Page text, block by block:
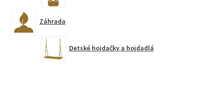
Záhrada
Detské hojdačky a hojdadlá